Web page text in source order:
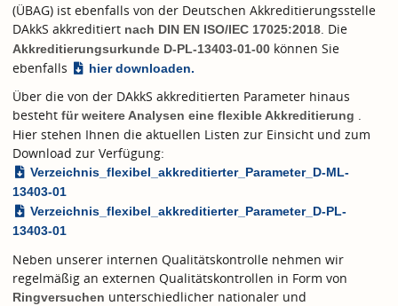
(ÜBAG) ist ebenfalls von der Deutschen Akkreditierungsstelle
DAkkS akkreditiert nach DIN EN ISO/IEC 17025:2018 . Die
Akkreditierungsurkunde D-PL-13403-01-00 können Sie
ebenfalls
hier downloaden.
Über die von der DAkkS akkreditierten Parameter hinaus
besteht für weitere Analysen eine flexible Akkreditierung .
Hier stehen Ihnen die aktuellen Listen zur Einsicht und zum
Download zur Verfügung:
Verzeichnis_flexibel_akkreditierter_Parameter_D-ML-
13403-01
Verzeichnis_flexibel_akkreditierter_Parameter_D-PL-
13403-01
Neben unserer internen Qualitätskontrolle nehmen wir
regelmäßig an externen Qualitätskontrollen in Form von
Ringversuchen unterschiedlicher nationaler und